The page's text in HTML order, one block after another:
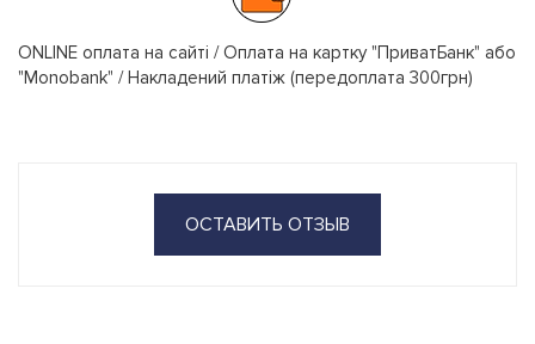
ONLINE оплата на сайті / Оплата на картку "ПриватБанк" або
"Monobank" / Накладений платіж (передоплата 300грн)
ОСТАВИТЬ ОТЗЫВ